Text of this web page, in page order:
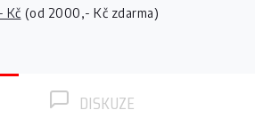
Kč (od 2000,- Kč zdarma)
DISKUZE